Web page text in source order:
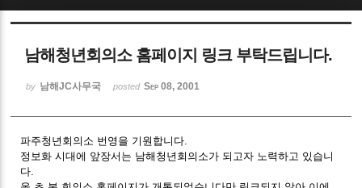
남해청년회의소 홈페이지 링크 부탁드립니다.
by 남해JC사무국 posted Sep 08, 2001
파주청년회의소 번영을 기원합니다.
정보화 시대에 앞장서는 남해청년회의소가 되고자 노력하고 있습니
다.
Sketchbook5, 스케치북5
Sketchbook5, 스케치북5